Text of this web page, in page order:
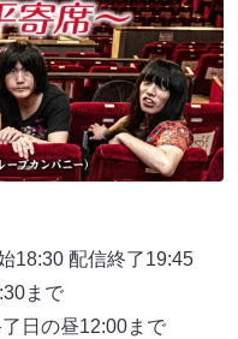
18:30 配信終了19:45
まで
日の昼12:00まで